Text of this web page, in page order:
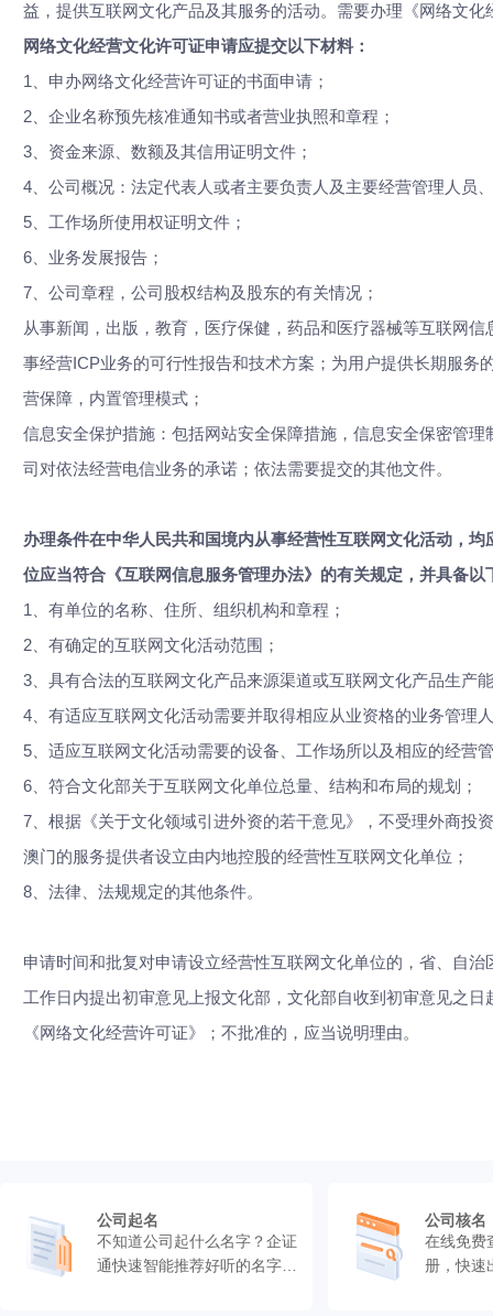
益，提供互联网文化产品及其服务的活动。需要办理《网络文化
网络文化经营文化许可证申请应提交以下材料：
1、申办网络文化经营许可证的书面申请；
2、企业名称预先核准通知书或者营业执照和章程；
3、资金来源、数额及其信用证明文件；
4、公司概况：法定代表人或者主要负责人及主要经营管理人员
5、工作场所使用权证明文件；
6、业务发展报告；
7、公司章程，公司股权结构及股东的有关情况；
从事新闻，出版，教育，医疗保健，药品和医疗器械等互联网
事经营ICP业务的可行性报告和技术方案；为用户提供长期服
营保障，内置管理模式；
信息安全保护措施：包括网站安全保障措施，信息安全保密管
司对依法经营电信业务的承诺；依法需要提交的其他文件。
办理条件在中华人民共和国境内从事经营性互联网文化活动，
位应当符合《互联网信息服务管理办法》的有关规定，并具备以
1、有单位的名称、住所、组织机构和章程；
2、有确定的互联网文化活动范围；
3、具有合法的互联网文化产品来源渠道或互联网文化产品生产
4、有适应互联网文化活动需要并取得相应从业资格的业务管理
5、适应互联网文化活动需要的设备、工作场所以及相应的经营
6、符合文化部关于互联网文化单位总量、结构和布局的规划；
7、根据《关于文化领域引进外资的若干意见》，不受理外商投
澳门的服务提供者设立由内地控股的经营性互联网文化单位；
8、法律、法规规定的其他条件。
申请时间和批复对申请设立经营性互联网文化单位的，省、自
工作日内提出初审意见上报文化部，文化部自收到初审意见之
《网络文化经营许可证》；不批准的，应当说明理由。
公司起名
不知道公司起什么名字？企证
通快速智能推荐好听的名字，
公司核名
在线免费
册，快速